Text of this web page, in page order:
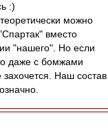
:)
можно
вместо
"нашего". Но если
даже с бомжами
Наш состав